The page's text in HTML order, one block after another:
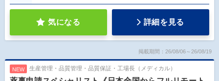
気になる 詳細を見る
掲載期間：26/08/06～26/08/19
NEW 生産管理・品質管理・品質保証・工場長（メディカル）